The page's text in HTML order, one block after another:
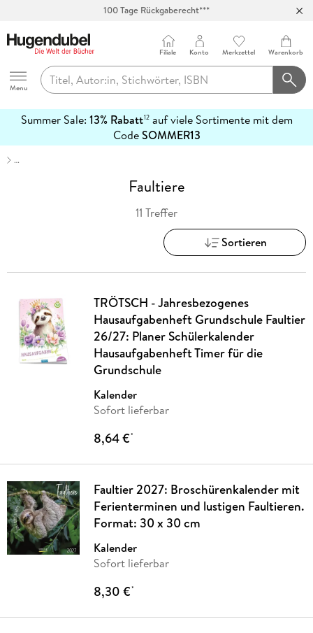
100 Tage Rückgaberecht***
Hugendubel
Menu
Filiale Konto Merkzettel Warenkorb
Summer Sale: 13% Rabatt12auf viele Sortimente mit dem
CodeSOMMER13
erfahren
…
Faultiere
11 Treffer
Sortieren
TRÖTSCH - Jahresbezogenes
Hausaufgabenheft Grundschule Faultier
26/27: Planer Schülerkalender
Hausaufgabenheft Timer für die
Grundschule
Kalender
Sofort lieferbar
8,64 €*
Faultier 2027: Broschürenkalender mit
Ferienterminen und lustigen Faultieren.
Format: 30 x 30 cm
Kalender
Sofort lieferbar
8,30 €*